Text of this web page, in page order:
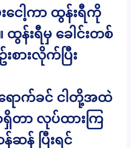
ငေါ့ကာ ထွန်းရီကို
န်းရီမှ ခေါင်းတစ်
စားလိုက်ပြီး
ရောက်ခင် ငါတို့အထဲ
ရှိတာ လုပ်ထားကြ
ဆန် ပြီးရင်